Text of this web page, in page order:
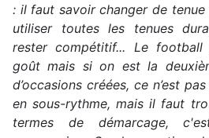
: il faut savoir changer de tenue
utiliser toutes les tenues
rester compétitif... Le
goût mais si on est la
d’occasions créées, ce n’est
en sous-rythme, mais il faut
termes de démarcage,